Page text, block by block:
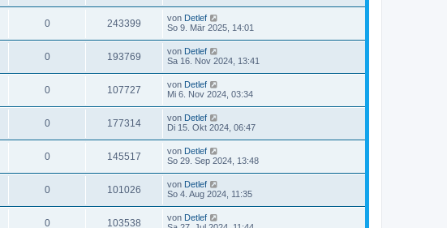
0 243399 von Detlef
So 9. Mär 2025, 14:01
0 193769 von Detlef
Sa 16. Nov 2024, 13:41
0 107727 von Detlef
Mi 6. Nov 2024, 03:34
0 177314 von Detlef
Di 15. Okt 2024, 06:47
0 145517 von Detlef
So 29. Sep 2024, 13:48
0 101026 von Detlef
So 4. Aug 2024, 11:35
0 103538 von Detlef